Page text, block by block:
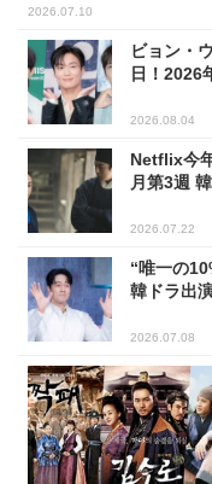
2026.07.10
ビョン・
日！2026
2026.08.04
Netflix今
月第3週
2026.07.22
“唯一の
韓ドラ出
2026.07.08